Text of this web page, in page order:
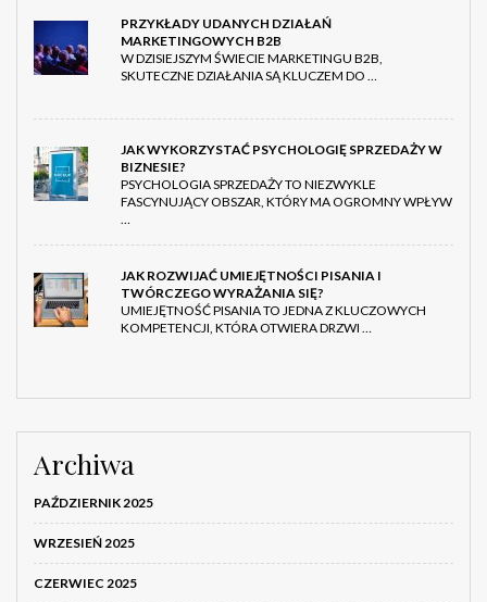
PRZYKŁADY UDANYCH DZIAŁAŃ
MARKETINGOWYCH B2B
W DZISIEJSZYM ŚWIECIE MARKETINGU B2B,
SKUTECZNE DZIAŁANIA SĄ KLUCZEM DO …
JAK WYKORZYSTAĆ PSYCHOLOGIĘ SPRZEDAŻY W
BIZNESIE?
PSYCHOLOGIA SPRZEDAŻY TO NIEZWYKLE
FASCYNUJĄCY OBSZAR, KTÓRY MA OGROMNY WPŁYW
…
JAK ROZWIJAĆ UMIEJĘTNOŚCI PISANIA I
TWÓRCZEGO WYRAŻANIA SIĘ?
UMIEJĘTNOŚĆ PISANIA TO JEDNA Z KLUCZOWYCH
KOMPETENCJI, KTÓRA OTWIERA DRZWI …
Archiwa
PAŹDZIERNIK 2025
WRZESIEŃ 2025
CZERWIEC 2025